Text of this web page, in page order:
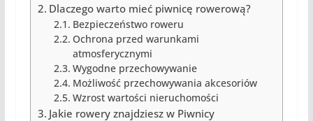
Dlaczego warto mieć piwnicę rowerową?
Bezpieczeństwo roweru
Ochrona przed warunkami
atmosferycznymi
Wygodne przechowywanie
Możliwość przechowywania akcesoriów
Wzrost wartości nieruchomości
Jakie rowery znajdziesz w Piwnicy